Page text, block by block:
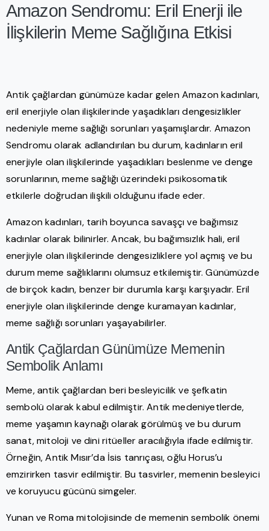
Amazon Sendromu: Eril Enerji ile
İlişkilerin Meme Sağlığına Etkisi
Antik çağlardan günümüze kadar gelen Amazon kadınları,
eril enerjiyle olan ilişkilerinde yaşadıkları dengesizlikler
nedeniyle meme sağlığı sorunları yaşamışlardır. Amazon
Sendromu olarak adlandırılan bu durum, kadınların eril
enerjiyle olan ilişkilerinde yaşadıkları beslenme ve denge
sorunlarının, meme sağlığı üzerindeki psikosomatik
etkilerle doğrudan ilişkili olduğunu ifade eder.
Amazon kadınları, tarih boyunca savaşçı ve bağımsız
kadınlar olarak bilinirler. Ancak, bu bağımsızlık hali, eril
enerjiyle olan ilişkilerinde dengesizliklere yol açmış ve bu
durum meme sağlıklarını olumsuz etkilemiştir. Günümüzde
de birçok kadın, benzer bir durumla karşı karşıyadır. Eril
enerjiyle olan ilişkilerinde denge kuramayan kadınlar,
meme sağlığı sorunları yaşayabilirler.
Antik Çağlardan Günümüze Memenin
Sembolik Anlamı
Meme, antik çağlardan beri besleyicilik ve şefkatin
sembolü olarak kabul edilmiştir. Antik medeniyetlerde,
meme yaşamın kaynağı olarak görülmüş ve bu durum
sanat, mitoloji ve dini ritüeller aracılığıyla ifade edilmiştir.
Örneğin, Antik Mısır’da İsis tanrıçası, oğlu Horus’u
emzirirken tasvir edilmiştir. Bu tasvirler, memenin besleyici
ve koruyucu gücünü simgeler.
Yunan ve Roma mitolojisinde de memenin sembolik önemi